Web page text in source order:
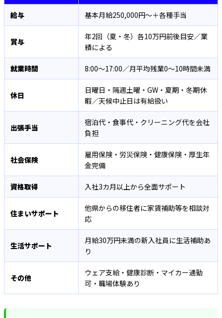
給与 基本月給250,000円〜＋各種手当
賞与
年2回（夏・冬）各10万円前後目安／業
績による
就業時間 8:00〜17:00／月平均残業0〜10時間未満
休日
日曜日・隔週土曜・GW・夏期・冬期休
暇／天候中止日は有給扱い
出張手当
宿泊代・食事代・クリーニング代を会社
負担
社会保険
雇用保険・労災保険・健康保険・厚生年
金完備
資格取得 入社3カ月以上から全面サポート
住まいサポート
他県からの移住者に家賃補助等を相談対
応
生活サポート
月給30万円未満の新入社員に生活補助あ
り
その他
ウェア支給・健康診断・マイカー通勤
可・職場体験あり